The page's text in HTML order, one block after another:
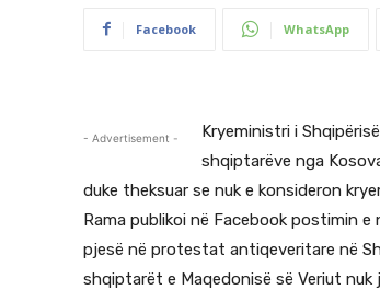
Facebook WhatsApp
- Advertisement -
Kryeministri i
shqiptarëve nga
duke theksuar se nuk e konsideron
Rama publikoi në Facebook postimin
pjesë në protestat antiqeveritare në
shqiptarët e Maqedonisë së Veriut